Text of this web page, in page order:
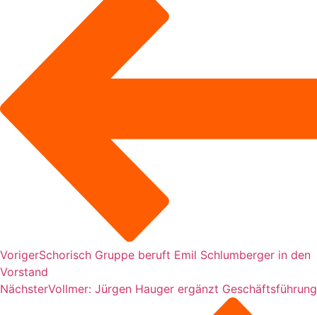
VorigerSchorisch Gruppe beruft Emil Schlumberger in den
Vorstand
NächsterVollmer: Jürgen Hauger ergänzt Geschäftsführung